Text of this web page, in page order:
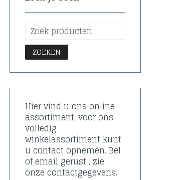
ZOEKEN
Hier vind u ons online
assortiment, voor ons
volledig
winkelassortiment kunt
u contact opnemen. Bel
of email gerust , zie
onze contactgegevens.